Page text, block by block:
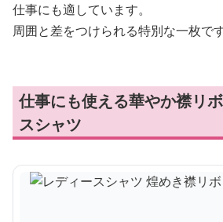
仕事にも適しています。
周囲と差をつけられる特別な一枚です
仕事にも使える華やか襟リ
スシャツ